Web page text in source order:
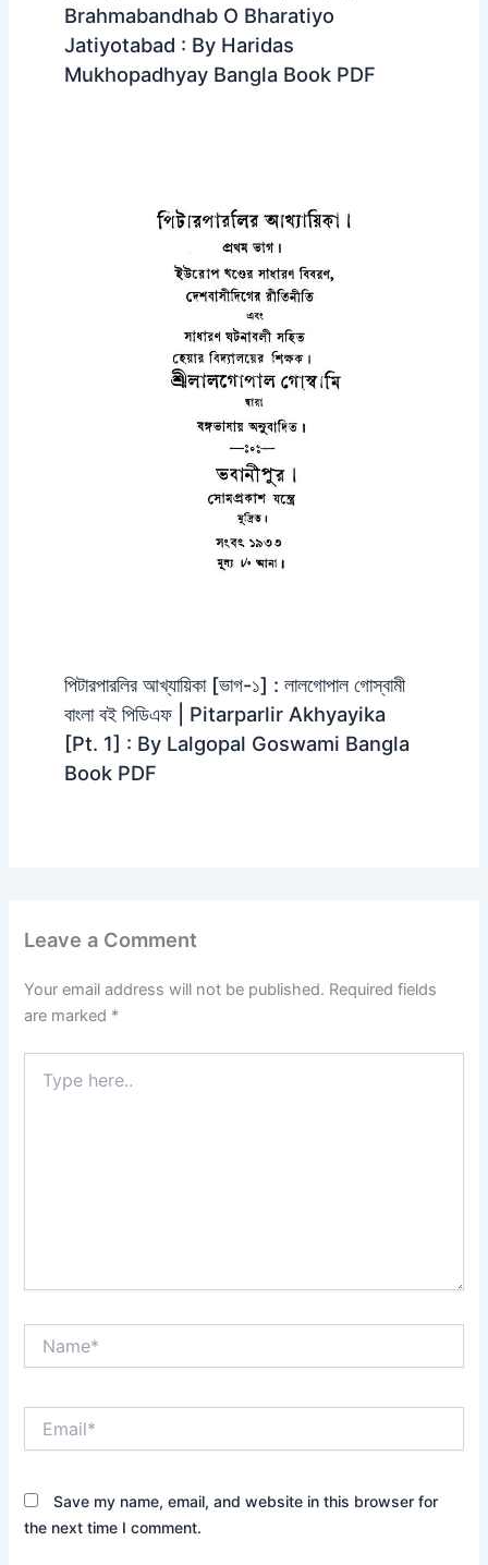
Brahmabandhab O Bharatiyo
Jatiyotabad : By Haridas
Mukhopadhyay Bangla Book PDF
পিটারপারলির আখ্যায়িকা [ভাগ-১] : লালগোপাল গোস্বামী
বাংলা বই পিডিএফ | Pitarparlir Akhyayika
[Pt. 1] : By Lalgopal Goswami Bangla
Book PDF
Leave a Comment
Your email address will not be published. Required fields
are marked *
here..
Save my name, email, and website in this browser for
the next time I comment.